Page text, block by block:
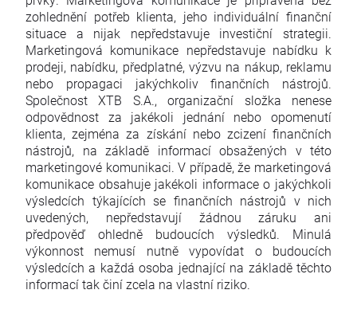
zohlednění potřeb klienta, jeho individuální finanční
situace a nijak nepředstavuje investiční strategii.
Marketingová komunikace nepředstavuje nabídku k
prodeji, nabídku, předplatné, výzvu na nákup, reklamu
nebo propagaci jakýchkoliv finančních nástrojů.
Společnost XTB S.A., organizační složka nenese
odpovědnost za jakékoli jednání nebo opomenutí
klienta, zejména za získání nebo zcizení finančních
nástrojů, na základě informací obsažených v této
marketingové komunikaci. V případě, že marketingová
komunikace obsahuje jakékoli informace o jakýchkoli
výsledcích týkajících se finančních nástrojů v nich
uvedených, nepředstavují žádnou záruku ani
předpověď ohledně budoucích výsledků. Minulá
výkonnost nemusí nutně vypovídat o budoucích
výsledcích a každá osoba jednající na základě těchto
informací tak činí zcela na vlastní riziko.